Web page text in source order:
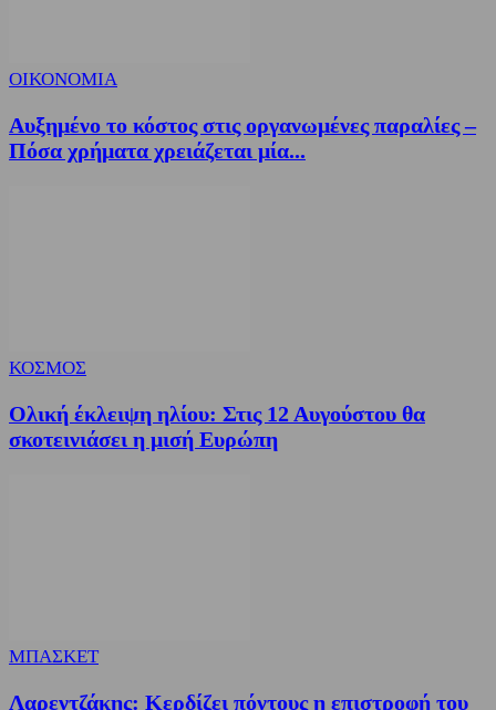
ΟΙΚΟΝΟΜΙΑ
Αυξημένο το κόστος στις οργανωμένες παραλίες –
Πόσα χρήματα χρειάζεται μία...
ΚΟΣΜΟΣ
Ολική έκλειψη ηλίου: Στις 12 Αυγούστου θα
σκοτεινιάσει η μισή Ευρώπη
ΜΠΑΣΚΕΤ
Λαρεντζάκης: Κερδίζει πόντους η επιστροφή του